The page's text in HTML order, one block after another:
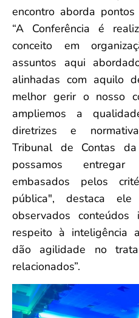
encontro aborda
“A Conferência é
conceito em
assuntos aqui
alinhadas com aquilo
melhor gerir o nosso
ampliemos a
diretrizes e
Tribunal de Contas
possamos entregar
embasados pelos
pública", destaca
observados
respeito à inteligência
dão agilidade no
relacionados”.